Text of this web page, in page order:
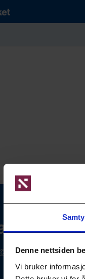
Denne nettsiden
Vi bruker